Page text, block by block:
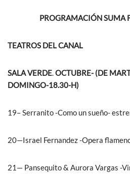
PROGRAMACIÓN SUMA
TEATROS DEL CANAL
SALA VERDE.OCTUBRE- (DE
DOMINGO-18.30-H)
19– Serranito -Como un sueño-
20—Israel Fernandez -Opera
21— Pansequito & Aurora Vargas -